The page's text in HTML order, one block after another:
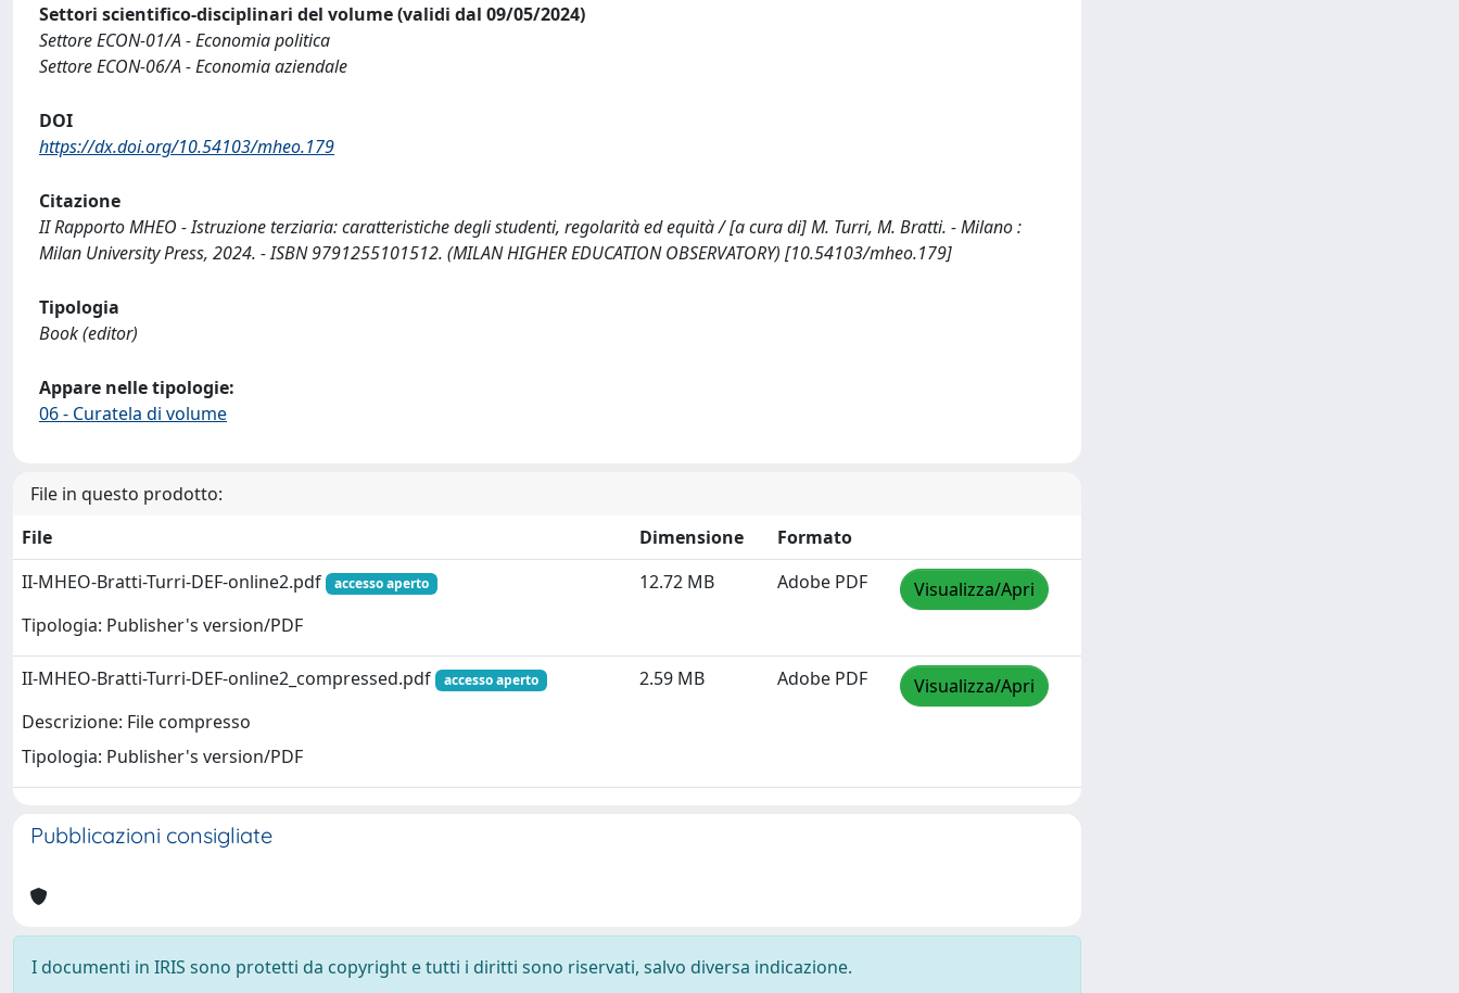
Settori scientifico-disciplinari del volume (validi dal 09/05/2024)
Settore ECON-01/A - Economia politica
Settore ECON-06/A - Economia aziendale
DOI
https://dx.doi.org/10.54103/mheo.179
Citazione
II Rapporto MHEO - Istruzione terziaria: caratteristiche degli studenti, regolarità ed equità / [a cura di] M. Turri, M. Bratti. - Milano :
Milan University Press, 2024. - ISBN 9791255101512. (MILAN HIGHER EDUCATION OBSERVATORY) [10.54103/mheo.179]
Tipologia
Book (editor)
Appare nelle tipologie:
06 - Curatela di volume
File in questo prodotto:
File
Dimensione
Formato
II-MHEO-Bratti-Turri-DEF-online2.pdf
accesso aperto
Tipologia: Publisher's version/PDF
12.72 MB Adobe PDF Visualizza/Apri
II-MHEO-Bratti-Turri-DEF-online2_compressed.pdf accesso aperto
Descrizione: File compresso
Tipologia: Publisher's version/PDF
2.59 MB Adobe PDF Visualizza/Apri
Pubblicazioni consigliate
I documenti in IRIS sono protetti da copyright e tutti i diritti sono riservati, salvo diversa indicazione.